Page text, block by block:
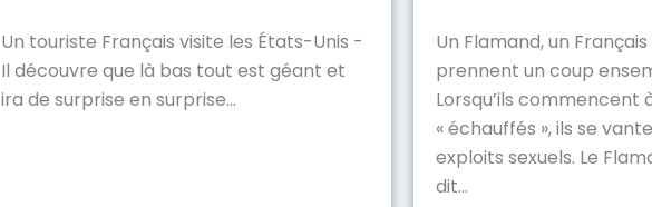
Un touriste Français visite les États-Unis -
Il découvre que là bas tout est géant et
ira de surprise en surprise...
Un Flamand, un
prennent un coup
Lorsqu’ils commencent
« échauffés », ils se
exploits sexuels. Le
dit...